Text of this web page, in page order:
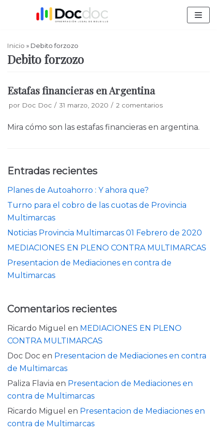
Inicio » Debito forzozo
Debito forzozo
Estafas financieras en Argentina
por Doc Doc 31 marzo, 2020 2 comentarios
Mira cómo son las estafas financieras en argentina.
Entradas recientes
Planes de Autoahorro : Y ahora que?
Turno para el cobro de las cuotas de Provincia
Multimarcas
Noticias Provincia Multimarcas 01 Febrero de 2020
MEDIACIONES EN PLENO CONTRA MULTIMARCAS
Presentacion de Mediaciones en contra de
Multimarcas
Comentarios recientes
Ricardo Miguel en MEDIACIONES EN PLENO
CONTRA MULTIMARCAS
Doc Doc en Presentacion de Mediaciones en contra
de Multimarcas
Paliza Flavia en Presentacion de Mediaciones en
contra de Multimarcas
Ricardo Miguel en Presentacion de Mediaciones en
contra de Multimarcas